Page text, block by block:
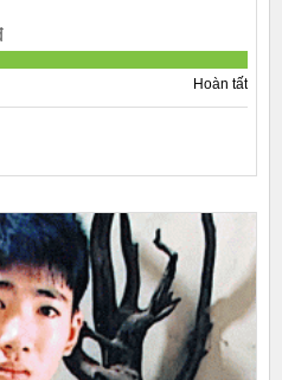
Hoàn tất